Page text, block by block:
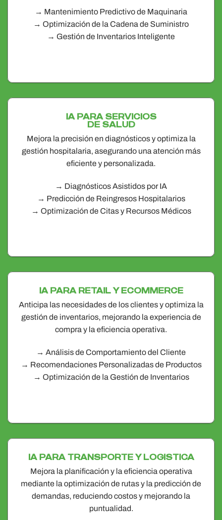
→ Mantenimiento Predictivo de Maquinaria
→ Optimización de la Cadena de Suministro
→ Gestión de Inventarios Inteligente
IA PARA SERVICIOS
DE SALUD
Mejora la precisión en diagnósticos y optimiza la
gestión hospitalaria, asegurando una atención más
eficiente y personalizada.
→ Diagnósticos Asistidos por IA
→ Predicción de Reingresos Hospitalarios
→ Optimización de Citas y Recursos Médicos
IA PARA RETAIL Y ECOMMERCE
Anticipa las necesidades de los clientes y optimiza la
gestión de inventarios, mejorando la experiencia de
compra y la eficiencia operativa.
→ Análisis de Comportamiento del Cliente
→ Recomendaciones Personalizadas de Productos
→ Optimización de la Gestión de Inventarios
IA PARA TRANSPORTE Y LOGISTICA
Mejora la planificación y la eficiencia operativa
mediante la optimización de rutas y la predicción de
demandas, reduciendo costos y mejorando la
puntualidad.